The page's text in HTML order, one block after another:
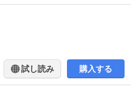
試し読み 購入する